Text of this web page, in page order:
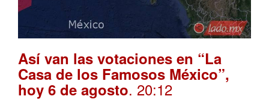
Así van las votaciones en “La
Casa de los Famosos México”,
hoy 6 de agosto. 20:12